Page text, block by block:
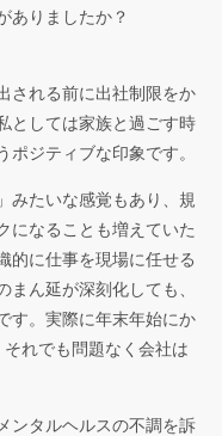
ありましたか？
される前に出社制限をか
としては家族と過ごす時
ジティブな印象です。
みたいな感覚もあり、規
になることも増えていた
的に仕事を現場に任せる
ん延が深刻化しても、
す。実際に年末年始にか
れでも問題なく会社は
ンタルヘルスの不調を訴